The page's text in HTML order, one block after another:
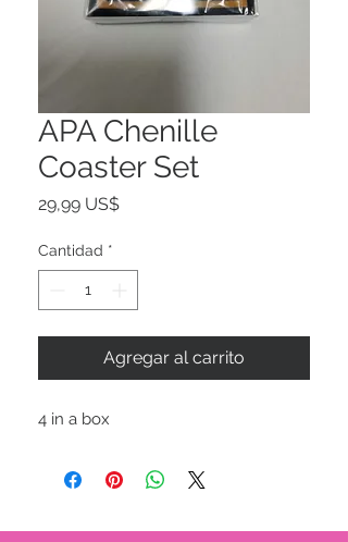
APA Chenille
Coaster Set
29,99 US$Precio
Cantidad *
Agregar al carrito
4 in a box